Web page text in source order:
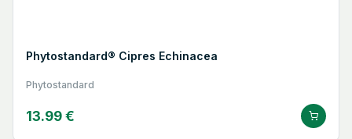
Phytostandard® Cipres Echinacea
Phytostandard
13.99 €